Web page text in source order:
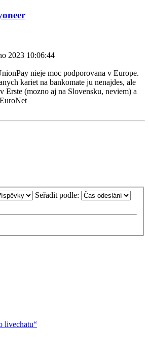
2023 10:06:44
nieje moc podporovana v Europe.
kariet na bankomate ju nenajdes, ale
Erste (mozno aj na Slovensku, neviem) a
Seřadit podle:
livechatu“